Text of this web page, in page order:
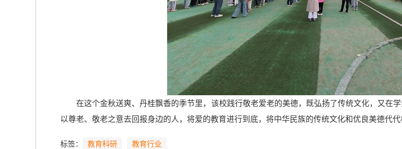
在这个金秋送爽、丹桂飘香的季节里，该校践行敬老爱老的美德，既弘扬了传统文化，又在
以尊老、敬老之意去回报身边的人，将爱的教育进行到底，将中华民族的传统文化和优良美德代
标签： 教育科研 教育行业